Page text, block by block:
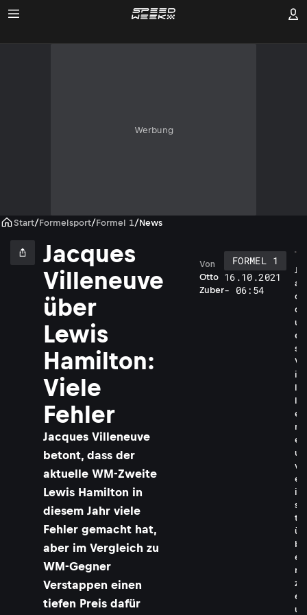
Werbung
Start/Formelsport/Formel 1/News
Jacques
Villeneuve
über
Lewis
Hamilton:
Viele
Fehler
Jacques Villeneuve
betont, dass der
aktuelle WM-Zweite
Lewis Hamilton in
diesem Jahr viele
Fehler gemacht hat,
aber im Vergleich zu
WM-Gegner
Verstappen einen
tiefen Preis dafür
Otto
Zuber
Von
FORMEL 1
16.10.2021
- 06:54
J
a
c
q
u
e
s
V
i
l
l
e
n
e
u
v
e
i
s
t
ü
b
e
r
z
e
u